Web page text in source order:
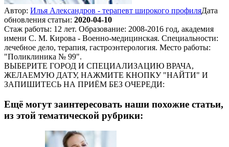
Автор: Илья Александров - терапевт широкого профиляДата
обновления статьи: 2020-04-10
Стаж работы: 12 лет. Образование: 2008-2016 год, академия
имени С. М. Кирова - Военно-медицинская. Специальности:
лечебное дело, терапия, гастроэнтерология. Место работы:
"Поликлиника № 99".
ВЫБЕРИТЕ ГОРОД И СПЕЦИАЛИЗАЦИЮ ВРАЧА,
ЖЕЛАЕМУЮ ДАТУ, НАЖМИТЕ КНОПКУ "НАЙТИ" И
ЗАПИШИТЕСЬ НА ПРИЁМ БЕЗ ОЧЕРЕДИ:
Ещё могут заинтересовать наши похожие статьи,
из этой тематической рубрики: